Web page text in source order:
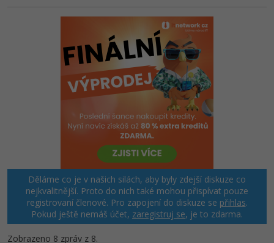
Děláme co je v našich silách, aby byly zdejší diskuze co
nejkvalitnější. Proto do nich také mohou přispívat pouze
registrovaní členové. Pro zapojení do diskuze se přihlas.
Pokud ještě nemáš účet, zaregistruj se, je to zdarma.
Zobrazeno 8 zpráv z 8.